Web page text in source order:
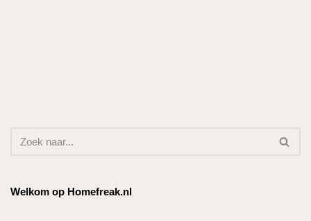
Welkom op Homefreak.nl